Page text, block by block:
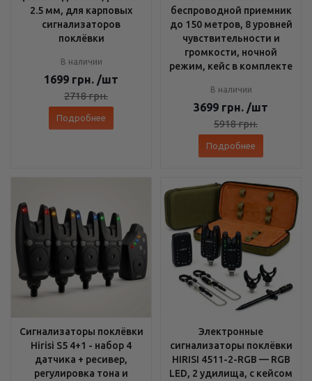
2.5 мм, для карповых
сигнализаторов
поклёвки
В наличии
1699 грн. /шт
2718грн.
Подробнее
беспроводной приемник
до 150 метров, 8 уровней
чувствительности и
громкости, ночной
режим, кейс в комплекте
В наличии
3699 грн. /шт
5918грн.
Подробнее
Сигнализаторы поклёвки
Hirisi S5 4+1 - набор 4
датчика + ресивер,
регулировка тона и
Электронные
сигнализаторы поклёвки
HIRISI 4511-2-RGB — RGB
LED, 2 удилища, с кейсом